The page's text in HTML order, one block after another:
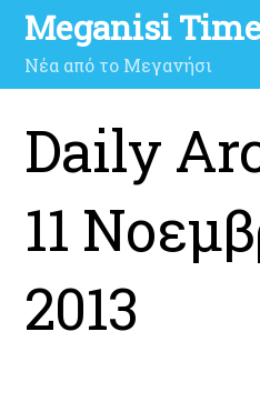
Meganisi
Νέα από το Μεγανήσι
Daily
11
2013